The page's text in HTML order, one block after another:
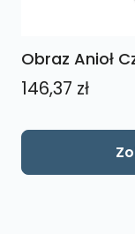
Obraz Anioł
146,37 zł